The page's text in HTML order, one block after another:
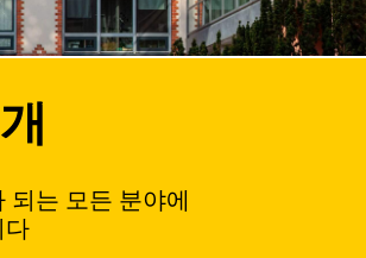
되는 모든 분야에
다